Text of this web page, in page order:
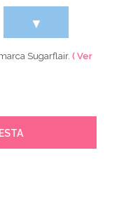
▼
Sugarflair.( Ver